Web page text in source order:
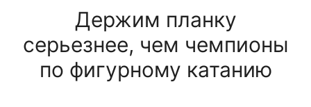
Держим планку
серьезнее, чем чемпионы
по фигурному катанию